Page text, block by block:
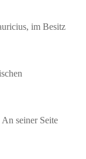
im Besitz
seiner Seite